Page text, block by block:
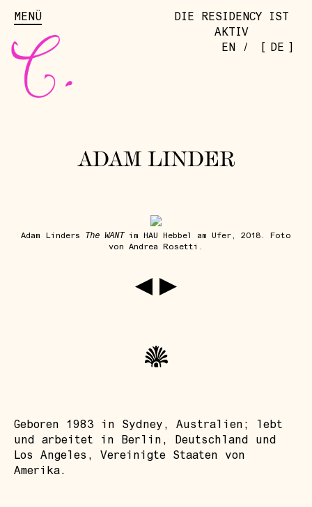
MENÜ
DIE RESIDENCY IST
AKTIV
EN
/ DE
ADAM LINDER
Adam Linders The WANT im HAU Hebbel am Ufer, 2018. Foto
von Andrea Rosetti.
Geboren 1983 in Sydney, Australien; lebt
und arbeitet in Berlin, Deutschland und
Los Angeles, Vereinigte Staaten von
Amerika.